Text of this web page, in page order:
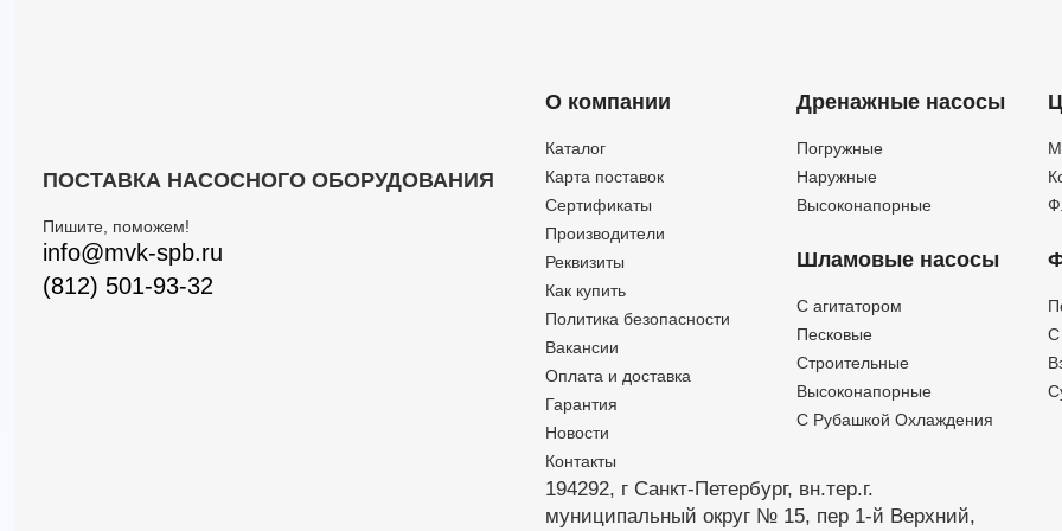
ПОСТАВКА НАСОСНОГО ОБОРУДОВАНИЯ
Пишите, поможем!
info@mvk-spb.ru
(812) 501-93-32
О компании
Каталог
Карта поставок
Сертификаты
Производители
Реквизиты
Как купить
Политика безопасности
Вакансии
Оплата и доставка
Гарантия
Новости
Контакты
Дренажные насосы
Погружные
Наружные
Высоконапорные
Шламовые насосы
C агитатором
Песковые
Строительные
Высоконапорные
С Рубашкой Охлаждения
194292, г Санкт-Петербург, вн.тер.г.
муниципальный округ № 15, пер 1-й Верхний,